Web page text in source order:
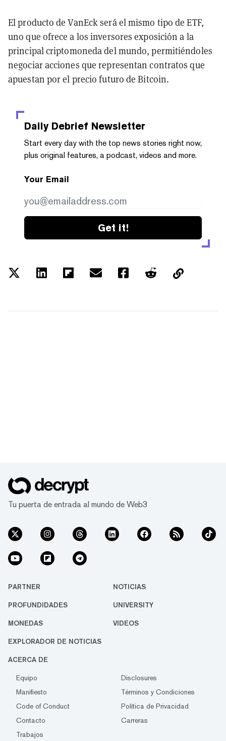
El producto de VanEck será el mismo tipo de ETF,
uno que ofrece a los inversores exposición a la
principal criptomoneda del mundo, permitiéndoles
negociar acciones que representan contratos que
apuestan por el precio futuro de Bitcoin.
Daily Debrief Newsletter
Start every day with the top news stories right now,
plus original features, a podcast, videos and more.
Your Email
Get it!
Tu puerta de entrada al mundo de Web3
PARTNER NOTICIAS
PROFUNDIDADES UNIVERSITY
MONEDAS VIDEOS
EXPLORADOR DE NOTICIAS
ACERCA DE
Equipo
Disclosures
Manifiesto
Términos y Condiciones
Code of Conduct
Política de Privacidad
Contacto
Carreras
Trabajos